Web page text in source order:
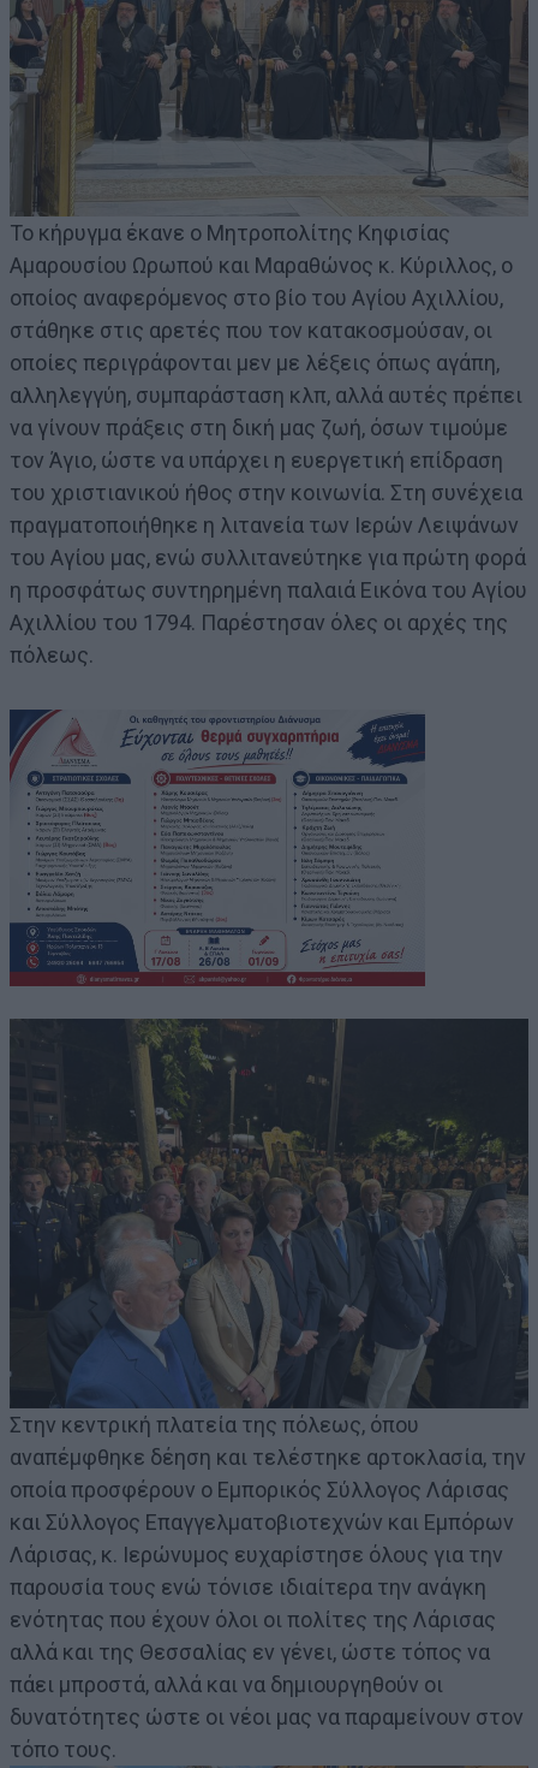
Το κήρυγμα έκανε ο Μητροπολίτης Κηφισίας
Αμαρουσίου Ωρωπού και Μαραθώνος κ. Κύριλλος, ο
οποίος αναφερόμενος στο βίο του Αγίου Αχιλλίου,
στάθηκε στις αρετές που τον κατακοσμούσαν, οι
οποίες περιγράφονται μεν με λέξεις όπως αγάπη,
αλληλεγγύη, συμπαράσταση κλπ, αλλά αυτές πρέπει
να γίνουν πράξεις στη δική μας ζωή, όσων τιμούμε
τον Άγιο, ώστε να υπάρχει η ευεργετική επίδραση
του χριστιανικού ήθος στην κοινωνία. Στη συνέχεια
πραγματοποιήθηκε η λιτανεία των Ιερών Λειψάνων
του Αγίου μας, ενώ συλλιτανεύτηκε για πρώτη φορά
η προσφάτως συντηρημένη παλαιά Εικόνα του Αγίου
Αχιλλίου του 1794. Παρέστησαν όλες οι αρχές της
πόλεως.
Στην κεντρική πλατεία της πόλεως, όπου
αναπέμφθηκε δέηση και τελέστηκε αρτοκλασία, την
οποία προσφέρουν ο Εμπορικός Σύλλογος Λάρισας
και Σύλλογος Επαγγελματοβιοτεχνών και Εμπόρων
Λάρισας, κ. Ιερώνυμος ευχαρίστησε όλους για την
παρουσία τους ενώ τόνισε ιδιαίτερα την ανάγκη
ενότητας που έχουν όλοι οι πολίτες της Λάρισας
αλλά και της Θεσσαλίας εν γένει, ώστε τόπος να
πάει μπροστά, αλλά και να δημιουργηθούν οι
δυνατότητες ώστε οι νέοι μας να παραμείνουν στον
τόπο τους.